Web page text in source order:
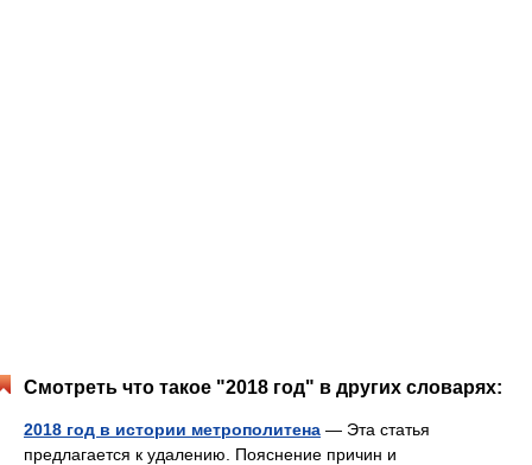
Смотреть что такое "2018 год" в других словарях:
2018 год в истории метрополитена — Эта статья
предлагается к удалению. Пояснение причин и